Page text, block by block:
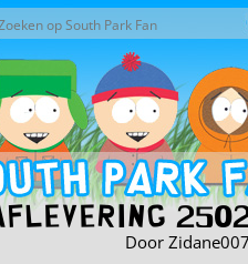
door deze site
2502
Door